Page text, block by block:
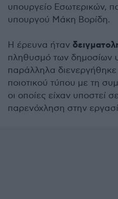
υπουργείο Εσωτερικών,
υπουργού Μάκη Βορίδη.
Η έρευνα ήταν
πληθυσμό των δημοσίων
παράλληλα διενεργήθηκε
ποιοτικού τύπου με τη
οι οποίες είχαν υποστεί
παρενόχληση στην